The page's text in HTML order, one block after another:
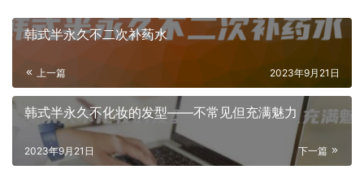
韩式半永久不二次补药水
上一篇 2023年9月21日
韩式半永久不化妆的发型——不常见但充满魅力
下一篇
2023年9月21日